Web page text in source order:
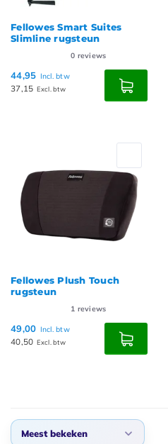
Fellowes Smart Suites
Slimline rugsteun
0 reviews
44,95 Incl. btw
37,15 Excl. btw
Fellowes Plush Touch
rugsteun
1 reviews
49,00 Incl. btw
40,50 Excl. btw
Meest bekeken